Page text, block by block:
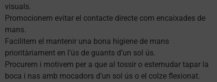
visuals.
Promocionem evitar el contacte directe com encaixades de
mans.
Facilitem el mantenir una bona higiene de mans
prioritàriament en l’ús de guants d’un sol ús.
Procurem i motivem per a que al tossir o esternudar tapar la
boca i nas amb mocadors d’un sol ús o el colze flexionat.